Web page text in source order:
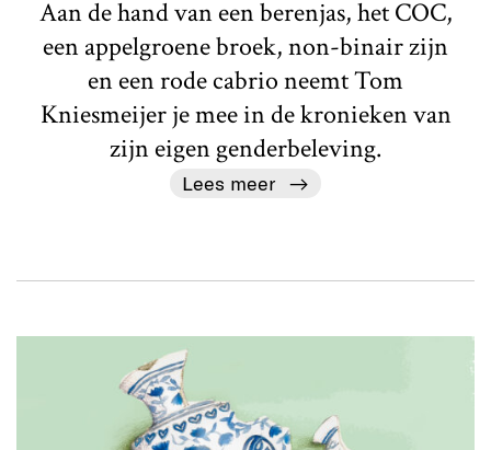
Aan de hand van een berenjas, het COC,
een appelgroene broek, non-binair zijn
en een rode cabrio neemt Tom
Kniesmeijer je mee in de kronieken van
zijn eigen genderbeleving.
Lees meer